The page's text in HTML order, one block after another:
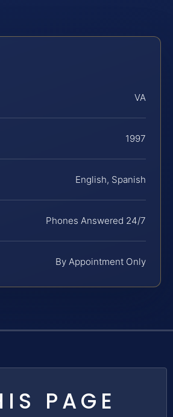
VA
1997
English, Spanish
Phones Answered 24/7
By Appointment Only
PAGE